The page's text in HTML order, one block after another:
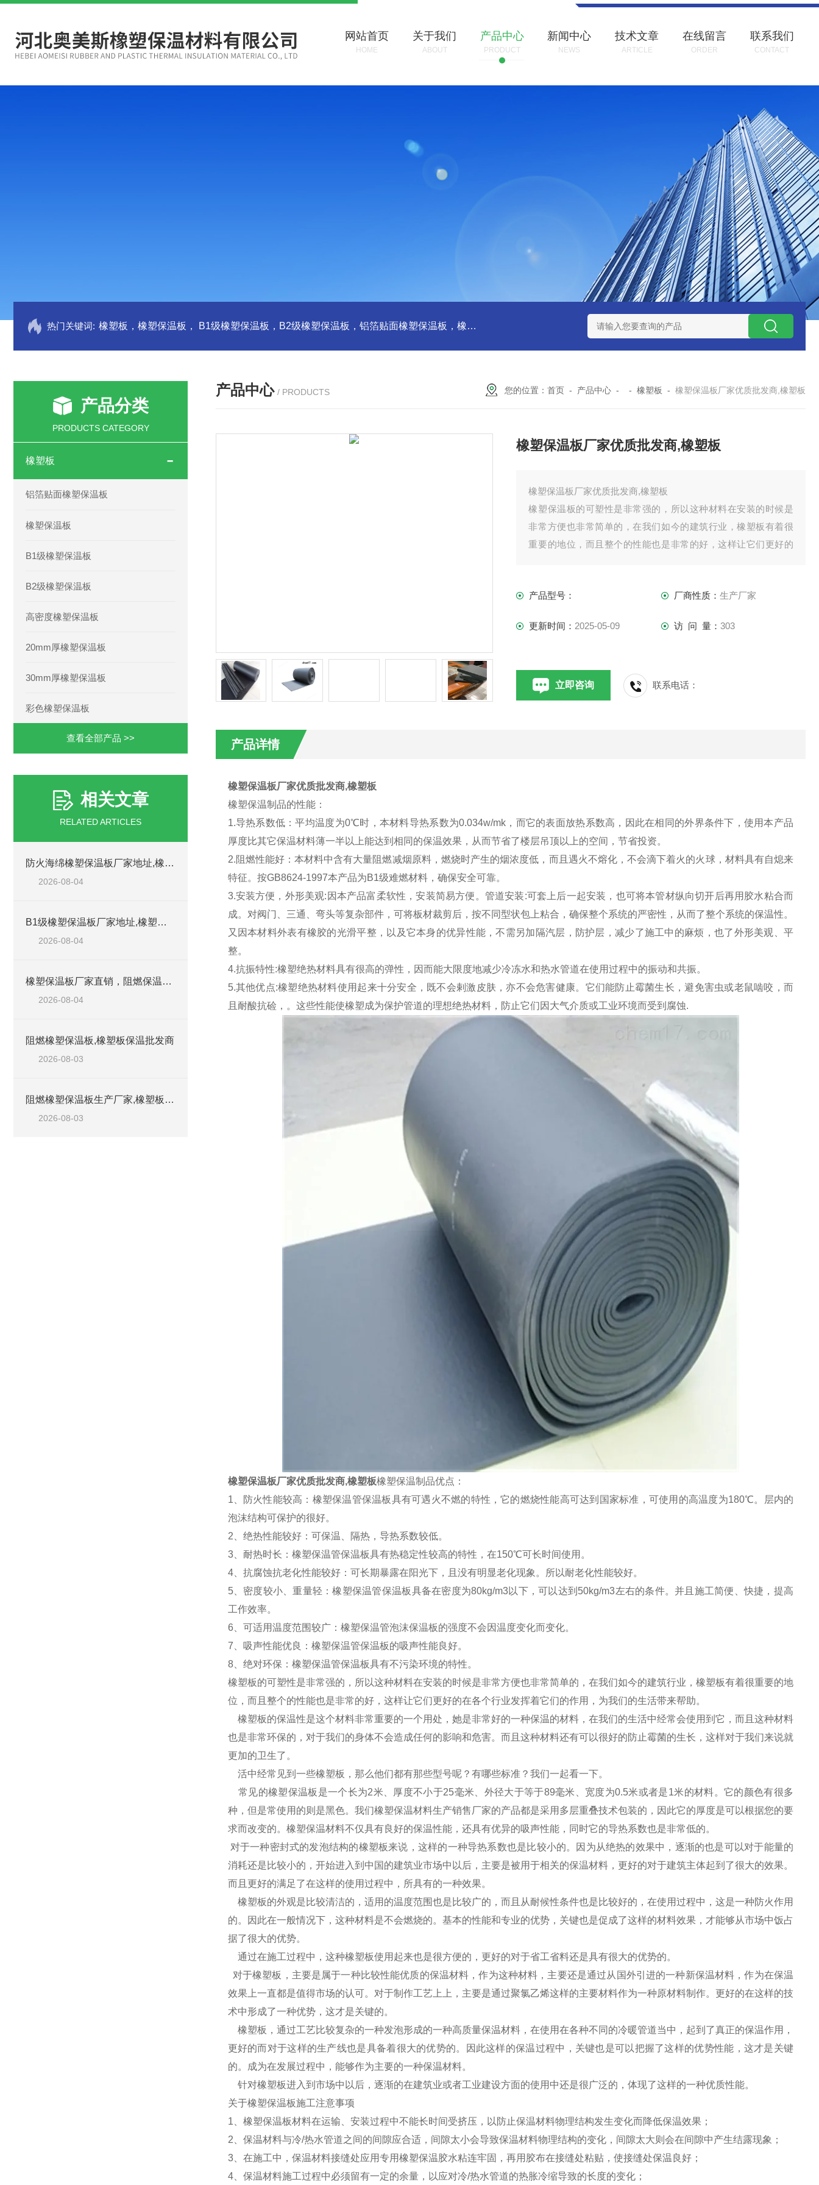
网站首页
HOME
关于我们
ABOUT
产品中心
PRODUCT
新闻中心
NEWS
技术文章
ARTICLE
在线留言
ORDER
联系我们
CONTACT
热门关键词: 橡塑板，橡塑保温板， B1级橡塑保温板，B2级橡塑保温板，铝箔贴面橡塑保温板，橡塑保温管，管道橡塑管
产品分类
PRODUCTS CATEGORY
橡塑板
铝箔贴面橡塑保温板
橡塑保温板
B1级橡塑保温板
B2级橡塑保温板
高密度橡塑保温板
20mm厚橡塑保温板
30mm厚橡塑保温板
彩色橡塑保温板
查看全部产品 >>
相关文章
RELATED ARTICLES
防火海绵橡塑保温板厂家地址,橡塑批发商
2026-08-04
B1级橡塑保温板厂家地址,橡塑板优质批发商
2026-08-04
橡塑保温板厂家直销，阻燃保温橡塑板材
2026-08-04
阻燃橡塑保温板,橡塑板保温批发商
2026-08-03
阻燃橡塑保温板生产厂家,橡塑板优质工厂
2026-08-03
产品中心 / PRODUCTS 您的位置： 首页 - 产品中心 - - 橡塑板 - 橡塑保温板厂家优质批发商,橡塑板
橡塑保温板厂家优质批发商,橡塑板
橡塑保温板厂家优质批发商,橡塑板
橡塑保温板的可塑性是非常强的，所以这种材料在安装的时候是
非常方便也非常简单的，在我们如今的建筑行业，橡塑板有着很
重要的地位，而且整个的性能也是非常的好，这样让它们更好的
产品型号： 厂商性质： 生产厂家
更新时间： 2025-05-09 访 问 量： 303
立即咨询 联系电话：
产品详情
橡塑保温板厂家优质批发商,橡塑板
橡塑保温制品的性能：
1.导热系数低：平均温度为0℃时，本材料导热系数为0.034w/mk，而它的表面放热系数高，因此在相同的外界条件下，使用本产品
厚度比其它保温材料薄一半以上能达到相同的保温效果，从而节省了楼层吊顶以上的空间，节省投资。
2.阻燃性能好：本材料中含有大量阻燃减烟原料，燃烧时产生的烟浓度低，而且遇火不熔化，不会滴下着火的火球，材料具有自熄来
特征。按GB8624-1997本产品为B1级难燃材料，确保安全可靠。
3.安装方便，外形美观:因本产品富柔软性，安装简易方便。管道安装:可套上后一起安装，也可将本管材纵向切开后再用胶水粘合而
成。对阀门、三通、弯头等复杂部件，可将板材裁剪后，按不同型状包上粘合，确保整个系统的严密性，从而了整个系统的保温性。
又因本材料外表有橡胶的光滑平整，以及它本身的优异性能，不需另加隔汽层，防护层，减少了施工中的麻烦，也了外形美观、平
整。
4.抗振特性:橡塑绝热材料具有很高的弹性，因而能大限度地减少冷冻水和热水管道在使用过程中的振动和共振。
5.其他优点:橡塑绝热材料使用起来十分安全，既不会剌激皮肤，亦不会危害健康。它们能防止霉菌生长，避免害虫或老鼠啮咬，而
且耐酸抗硷，。这些性能使橡塑成为保护管道的理想绝热材料，防止它们因大气介质或工业环境而受到腐蚀.
橡塑保温板厂家优质批发商,橡塑板橡塑保温制品优点：
1、防火性能较高：橡塑保温管保温板具有可遇火不燃的特性，它的燃烧性能高可达到国家标准，可使用的高温度为180℃。层内的
泡沫结构可保护的很好。
2、绝热性能较好：可保温、隔热，导热系数较低。
3、耐热时长：橡塑保温管保温板具有热稳定性较高的特性，在150℃可长时间使用。
4、抗腐蚀抗老化性能较好：可长期暴露在阳光下，且没有明显老化现象。所以耐老化性能较好。
5、密度较小、重量轻：橡塑保温管保温板具备在密度为80kg/m3以下，可以达到50kg/m3左右的条件。并且施工简便、快捷，提高
工作效率。
6、可适用温度范围较广：橡塑保温管泡沫保温板的强度不会因温度变化而变化。
7、吸声性能优良：橡塑保温管保温板的吸声性能良好。
8、绝对环保：橡塑保温管保温板具有不污染环境的特性。
橡塑板的可塑性是非常强的，所以这种材料在安装的时候是非常方便也非常简单的，在我们如今的建筑行业，橡塑板有着很重要的地
位，而且整个的性能也是非常的好，这样让它们更好的在各个行业发挥着它们的作用，为我们的生活带来帮助。
橡塑板的保温性是这个材料非常重要的一个用处，她是非常好的一种保温的材料，在我们的生活中经常会使用到它，而且这种材料
也是非常环保的，对于我们的身体不会造成任何的影响和危害。而且这种材料还有可以很好的防止霉菌的生长，这样对于我们来说就
更加的卫生了。
活中经常见到一些橡塑板，那么他们都有那些型号呢？有哪些标准？我们一起看一下。
常见的橡塑保温板是一个长为2米、厚度不小于25毫米、外径大于等于89毫米、宽度为0.5米或者是1米的材料。它的颜色有很多
种，但是常使用的则是黑色。我们橡塑保温材料生产销售厂家的产品都是采用多层重叠技术包装的，因此它的厚度是可以根据您的要
求而改变的。橡塑保温材料不仅具有良好的保温性能，还具有优异的吸声性能，同时它的导热系数也是非常低的。
对于一种密封式的发泡结构的橡塑板来说，这样的一种导热系数也是比较小的。因为从绝热的效果中，逐渐的也是可以对于能量的
消耗还是比较小的，开始进入到中国的建筑业市场中以后，主要是被用于相关的保温材料，更好的对于建筑主体起到了很大的效果。
而且更好的满足了在这样的使用过程中，所具有的一种效果。
橡塑板的外观是比较清洁的，适用的温度范围也是比较广的，而且从耐候性条件也是比较好的，在使用过程中，这是一种防火作用
的。因此在一般情况下，这种材料是不会燃烧的。基本的性能和专业的优势，关键也是促成了这样的材料效果，才能够从市场中饭占
据了很大的优势。
通过在施工过程中，这种橡塑板使用起来也是很方便的，更好的对于省工省料还是具有很大的优势的。
对于橡塑板，主要是属于一种比较性能优质的保温材料，作为这种材料，主要还是通过从国外引进的一种新保温材料，作为在保温
效果上一直都是值得市场的认可。对于制作工艺上上，主要是通过聚氯乙烯这样的主要材料作为一种原材料制作。更好的在这样的技
术中形成了一种优势，这才是关键的。
橡塑板，通过工艺比较复杂的一种发泡形成的一种高质量保温材料，在使用在各种不同的冷暖管道当中，起到了真正的保温作用，
更好的而对于这样的生产线也是具备着很大的优势的。因此这样的保温过程中，关键也是可以把握了这样的优势性能，这才是关键
的。成为在发展过程中，能够作为主要的一种保温材料。
针对橡塑板进入到市场中以后，逐渐的在建筑业或者工业建设方面的使用中还是很广泛的，体现了这样的一种优质性能。
关于橡塑保温板施工注意事项
1、橡塑保温板材料在运输、安装过程中不能长时间受挤压，以防止保温材料物理结构发生变化而降低保温效果；
2、保温材料与冷/热水管道之间的间隙应合适，间隙太小会导致保温材料物理结构的变化，间隙太大则会在间隙中产生结露现象；
3、在施工中，保温材料接缝处应用专用橡塑保温胶水粘连牢固，再用胶布在接缝处粘贴，使接缝处保温良好；
4、保温材料施工过程中必须留有一定的余量，以应对冷/热水管道的热胀冷缩导致的长度的变化；